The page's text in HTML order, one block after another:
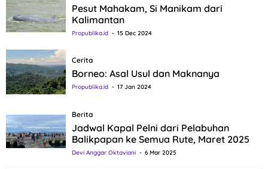
Pesut Mahakam, Si Manikam dari
Kalimantan
Propublika.id 15 Dec 2024
Cerita
Borneo: Asal Usul dan Maknanya
Propublika.id 17 Jan 2024
Berita
Jadwal Kapal Pelni dari Pelabuhan
Balikpapan ke Semua Rute, Maret 2025
Devi Anggar Oktaviani 6 Mar 2025